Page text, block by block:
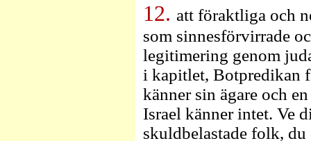
12. att föraktliga och
som sinnesförvirrade
legitimering genom
i kapitlet, Botpredikan
känner sin ägare och
Israel känner intet. Ve
skuldbelastade folk,